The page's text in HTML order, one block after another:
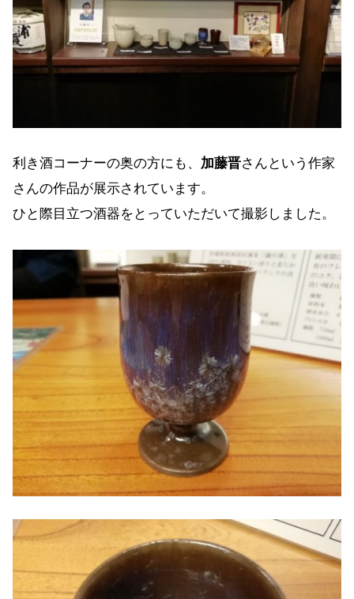
利き酒コーナーの奥の方にも、 加藤晋さんという作家
さんの作品が展示されています。
ひと際目立つ酒器をとっていただいて撮影しました。